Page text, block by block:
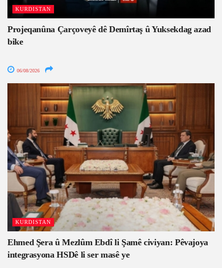
KURDISTAN
Projeqanûna Çarçoveyê dê Demîrtaş û Yuksekdag azad
bike
06/08/2026
KURDISTAN
Ehmed Şera û Mezlûm Ebdî li Şamê civiyan: Pêvajoya
integrasyona HSDê li ser masê ye